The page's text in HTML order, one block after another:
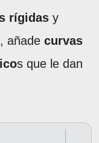
rígidas y
, añade curvas
s que le dan